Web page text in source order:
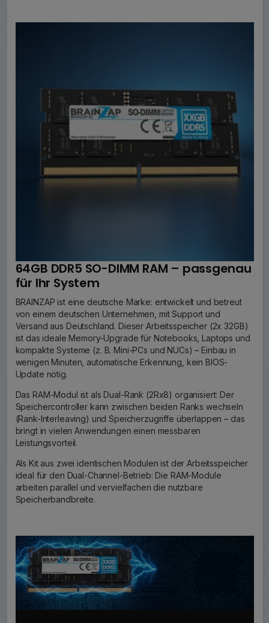
64GB DDR5 SO-DIMM RAM – passgenau
für Ihr System
BRAINZAP ist eine deutsche Marke: entwickelt und betreut
von einem deutschen Unternehmen, mit Support und
Versand aus Deutschland. Dieser Arbeitsspeicher (2x 32GB)
ist das ideale Memory-Upgrade für Notebooks, Laptops und
kompakte Systeme (z. B. Mini-PCs und NUCs) – Einbau in
wenigen Minuten, automatische Erkennung, kein BIOS-
Update nötig.
Das RAM-Modul ist als Dual-Rank (2Rx8) organisiert: Der
Speichercontroller kann zwischen beiden Ranks wechseln
(Rank-Interleaving) und Speicherzugriffe überlappen – das
bringt in vielen Anwendungen einen messbaren
Leistungsvorteil.
Als Kit aus zwei identischen Modulen ist der Arbeitsspeicher
ideal für den Dual-Channel-Betrieb: Die RAM-Module
arbeiten parallel und vervielfachen die nutzbare
Speicherbandbreite.